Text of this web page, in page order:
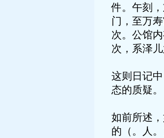
件。午刻
门，至万
次。公馆
次，系泽
这则日记
态的质疑。
如前所述
的（。人